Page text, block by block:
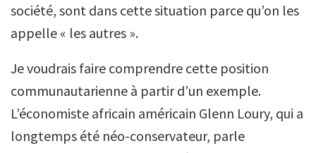
société, sont dans cette situation parce qu’on les
appelle « les autres ».
Je voudrais faire comprendre cette position
communautarienne à partir d’un exemple.
L’économiste africain américain Glenn Loury, qui a
longtemps été néo-conservateur, parle